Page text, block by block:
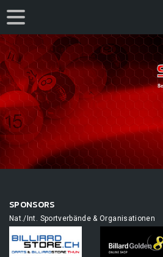
SPONSORS
Nat./Int. Sportverbände & Organisationen